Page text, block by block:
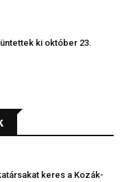
ki október 23.
keres a Kozák-